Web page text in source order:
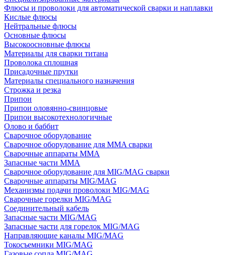
Флюсы и проволоки для автоматической сварки и наплавки
Кислые флюсы
Нейтральные флюсы
Основные флюсы
Высокоосновные флюсы
Материалы для сварки титана
Проволока сплошная
Присадочные прутки
Материалы специального назначения
Строжка и резка
Припои
Припои оловянно-свинцовые
Припои высокотехнологичные
Олово и баббит
Сварочное оборудование
Сварочное оборудование для MMA сварки
Сварочные аппараты MMA
Запасные части MMA
Сварочное оборудование для MIG/MAG сварки
Сварочные аппараты MIG/MAG
Механизмы подачи проволоки MIG/MAG
Сварочные горелки MIG/MAG
Соединительный кабель
Запасные части MIG/MAG
Запасные части для горелок MIG/MAG
Направляющие каналы MIG/MAG
Токосъемники MIG/MAG